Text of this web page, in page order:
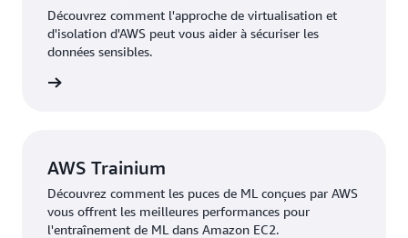
Découvrez comment l'approche de virtualisation et
d'isolation d'AWS peut vous aider à sécuriser les
données sensibles.
AWS Trainium
Découvrez comment les puces de ML conçues par AWS
vous offrent les meilleures performances pour
l'entraînement de ML dans Amazon EC2.